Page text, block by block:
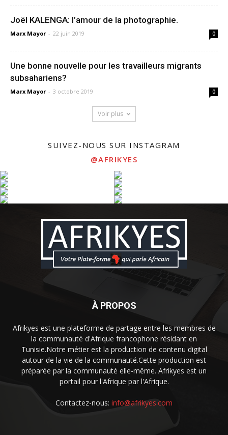
Joël KALENGA: l’amour de la photographie.
Marx Mayor - 22 juin 2019 0
Une bonne nouvelle pour les travailleurs migrants
subsahariens?
Marx Mayor - 3 octobre 2019 0
Voir plus
SUIVEZ-NOUS SUR INSTAGRAM
@AFRIKYES
À PROPOS
Afrikyes est une plateforme de partage entre les membres de
la communauté d'Afrique francophone résidant en
Tunisie.Notre métier est la production de contenu digital
autour de la vie de la communauté.Cette production est
préparée par la communauté elle-même. Afrikyes est un
portail pour l'Afrique par l'Afrique.
Contactez-nous: info@afrikyes.com